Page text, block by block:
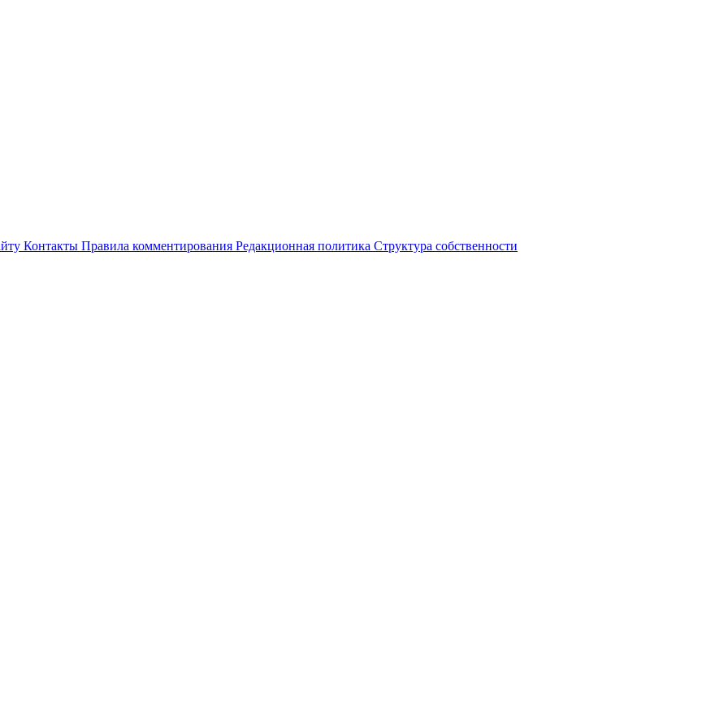
Контакты Правила комментирования Редакционная политика Структура собственности